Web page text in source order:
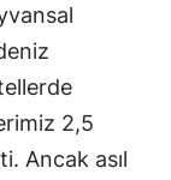
2,5
Ancak asıl